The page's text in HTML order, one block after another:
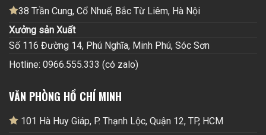
38 Trần Cung, Cổ Nhuế, Bắc Từ Liêm, Hà Nội
Xưởng sản Xuất
Số 116 Đường 14, Phú Nghĩa, Minh Phú, Sóc Sơn
Hotline: 0966.555.333 (có zalo)
VĂN PHÒNG HỒ CHÍ MINH
101 Hà Huy Giáp, P. Thạnh Lộc, Quận 12, TP, HCM